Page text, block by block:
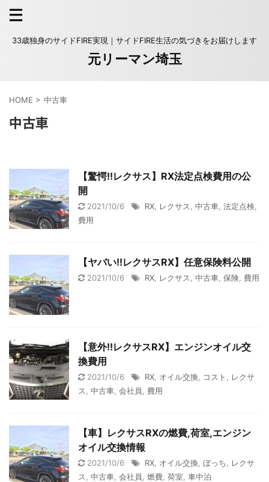
33歳独身のサイドFIRE実現｜サイドFIRE生活の気づきをお届けします
元リーマン埼玉
HOME > 中古車
中古車
【驚愕!!レクサス】RX法定点検費用の公
開
2021/10/6 RX レクサス 中古車 法定点検
費用
【ヤバい!!レクサスRX】任意保険料公開
2021/10/6 RX レクサス 中古車 保険 費用
【意外!!レクサスRX】エンジンオイル交
換費用
2021/10/6 RX オイル交換 コスト
レクサ
ス
中古車 会社員 費用
【車】レクサスRXの燃費,荷室,エンジン
オイル交換情報
2021/10/6 RX オイル交換 ぼっち
レクサ
ス
中古車 会社員 燃費 荷室 車中泊